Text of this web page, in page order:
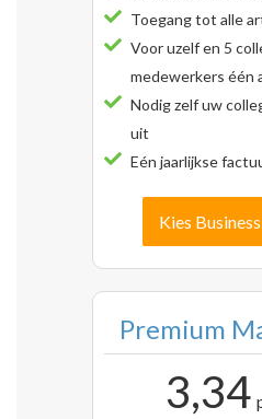
Toegang tot alle
Voor uzelf en 5
medewerkers één
Nodig zelf uw
uit
Eén jaarlijkse
Kies
Premium
3,34